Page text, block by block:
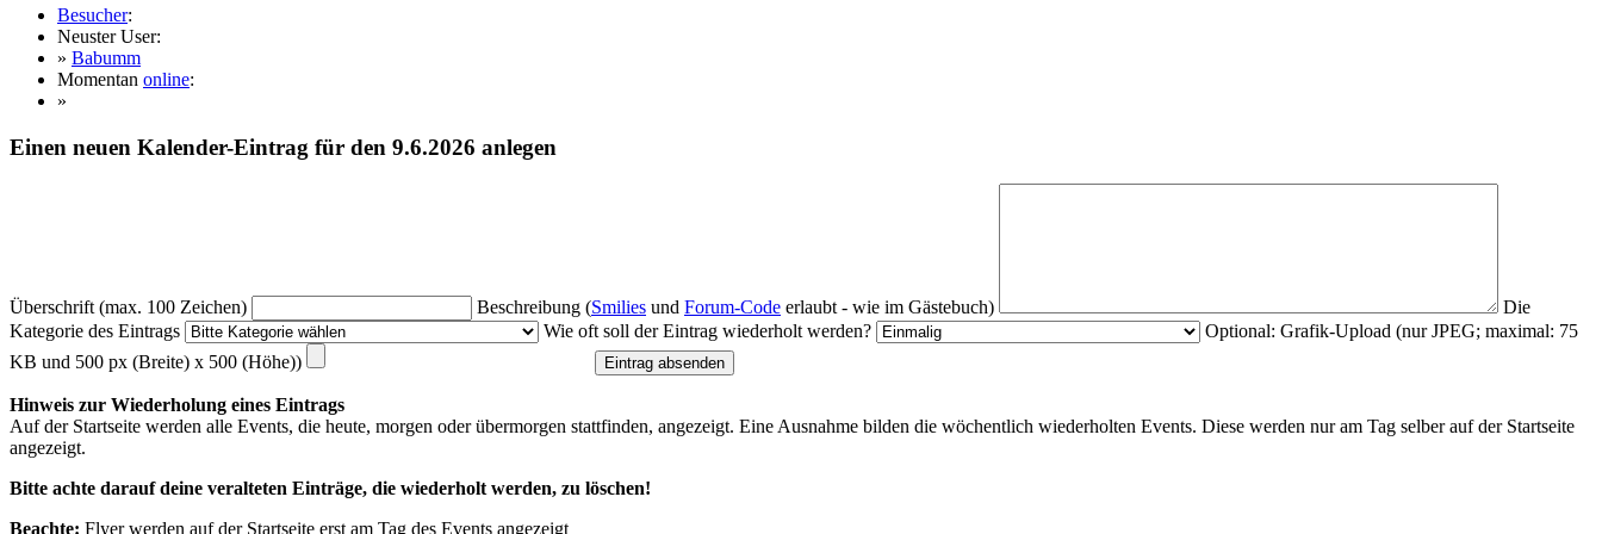
Besucher:
Neuster User:
» Babumm
Momentan online:
»
Einen neuen Kalender-Eintrag für den 9.6.2026 anlegen
Überschrift (max. 100 Zeichen) Beschreibung (Smilies und Forum-Code erlaubt - wie im Gästebuch)
Die
Kategorie des Eintrags
Wie oft soll der Eintrag wiederholt werden?
Optional: Grafik-Upload (nur JPEG; maximal: 75
KB und 500 px (Breite) x 500 (Höhe))
Hinweis zur Wiederholung eines Eintrags
Auf der Startseite werden alle Events, die heute, morgen oder übermorgen stattfinden, angezeigt. Eine Ausnahme bilden die wöchentlich wiederholten Events. Diese werden nur am Tag selber auf der Startseite
angezeigt.
Bitte achte darauf deine veralteten Einträge, die wiederholt werden, zu löschen!
Beachte: Flyer werden auf der Startseite erst am Tag des Events angezeigt